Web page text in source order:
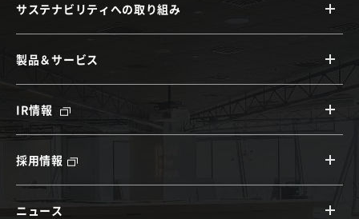
サステナビリティへの取り組み
製品＆サービス
IR情報
採用情報
ニュース